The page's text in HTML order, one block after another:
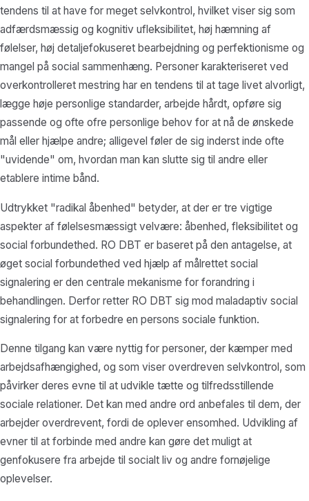
tendens til at have for meget selvkontrol, hvilket viser sig som
adfærdsmæssig og kognitiv ufleksibilitet, høj hæmning af
følelser, høj detaljefokuseret bearbejdning og perfektionisme og
mangel på social sammenhæng. Personer karakteriseret ved
overkontrolleret mestring har en tendens til at tage livet alvorligt,
lægge høje personlige standarder, arbejde hårdt, opføre sig
passende og ofte ofre personlige behov for at nå de ønskede
mål eller hjælpe andre; alligevel føler de sig inderst inde ofte
"uvidende" om, hvordan man kan slutte sig til andre eller
etablere intime bånd.
Udtrykket "radikal åbenhed" betyder, at der er tre vigtige
aspekter af følelsesmæssigt velvære: åbenhed, fleksibilitet og
social forbundethed. RO DBT er baseret på den antagelse, at
øget social forbundethed ved hjælp af målrettet social
signalering er den centrale mekanisme for forandring i
behandlingen. Derfor retter RO DBT sig mod maladaptiv social
signalering for at forbedre en persons sociale funktion.
Denne tilgang kan være nyttig for personer, der kæmper med
arbejdsafhængighed, og som viser overdreven selvkontrol, som
påvirker deres evne til at udvikle tætte og tilfredsstillende
sociale relationer. Det kan med andre ord anbefales til dem, der
arbejder overdrevent, fordi de oplever ensomhed. Udvikling af
evner til at forbinde med andre kan gøre det muligt at
genfokusere fra arbejde til socialt liv og andre fornøjelige
oplevelser.